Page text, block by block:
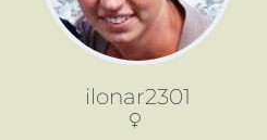
ilonar2301